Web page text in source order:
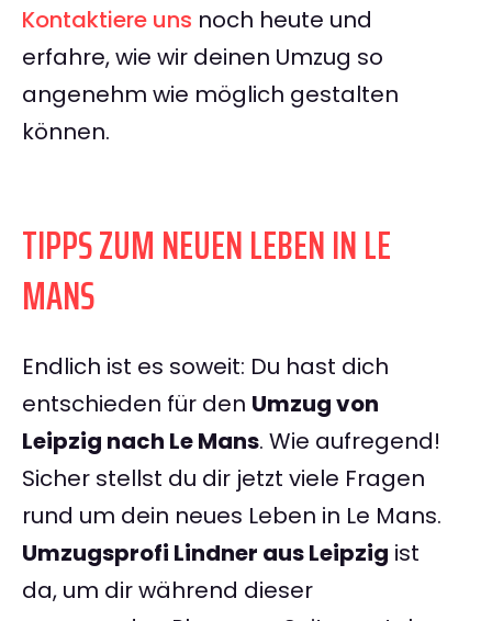
Kontaktiere uns noch heute und
erfahre, wie wir deinen Umzug so
angenehm wie möglich gestalten
können.
TIPPS ZUM NEUEN LEBEN IN LE
MANS
Endlich ist es soweit: Du hast dich
entschieden für den Umzug von
Leipzig nach Le Mans. Wie aufregend!
Sicher stellst du dir jetzt viele Fragen
rund um dein neues Leben in Le Mans.
Umzugsprofi Lindner aus Leipzig ist
da, um dir während dieser